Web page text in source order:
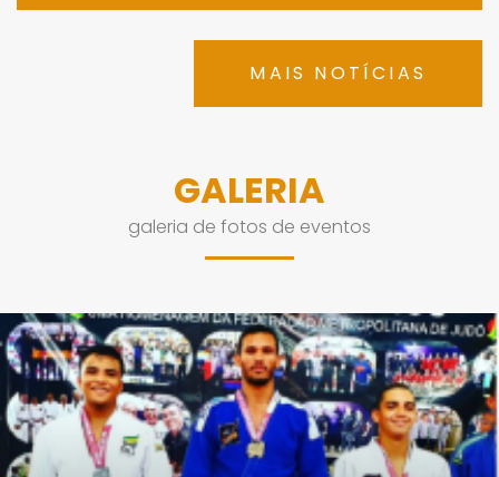
MAIS NOTÍCIAS
GALERIA
galeria de fotos de eventos